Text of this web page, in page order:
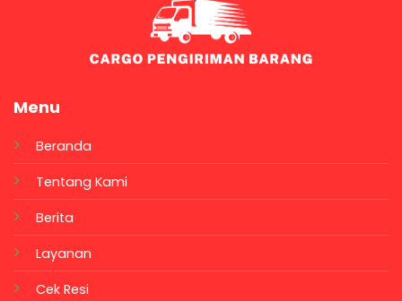
Menu
Beranda
Tentang Kami
Berita
Layanan
Cek Resi